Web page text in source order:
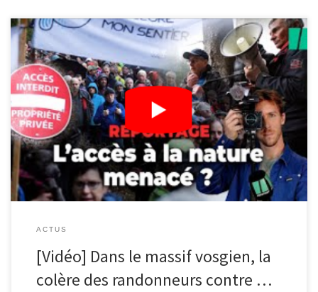
La montagne appartient-elle à tout le monde ? À Rimbach-prés-
Masevaux (Haut-Rhin), dans le massif des Vosges, un cortège
impressionnant d’un millier de randonneurs a manifesté, samedi
17 février, contre la fermeture d’un sentier de randonnée par un
propriétaire privé, qui s’appuie sur une nouvelle loi qui pénalise le
passage sur une propriétée […]
ACTUS
[Vidéo] Dans le massif vosgien, la
colère des randonneurs contre …